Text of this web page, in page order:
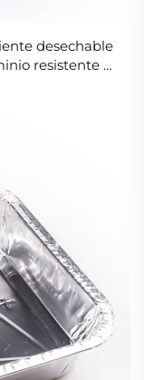
desechable
resistente a